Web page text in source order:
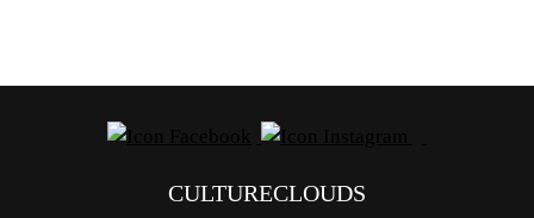
CULTURECLOUDS